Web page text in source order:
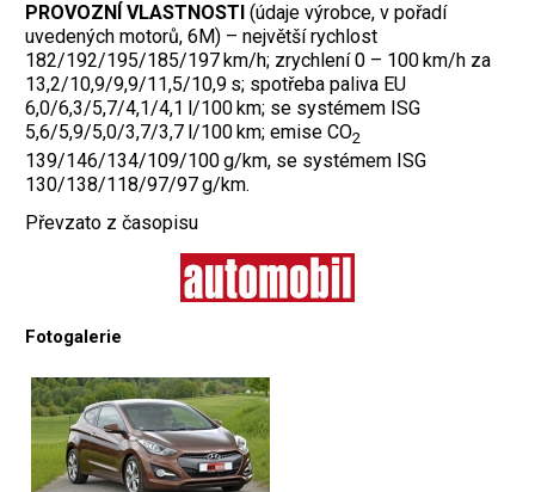
PROVOZNÍ VLASTNOSTI (údaje výrobce, v pořadí
uvedených motorů, 6M) – největší rychlost
182/192/195/185/197 km/h; zrychlení 0 – 100 km/h za
13,2/10,9/9,9/11,5/10,9 s; spotřeba paliva EU
6,0/6,3/5,7/4,1/4,1 l/100 km; se systémem ISG
5,6/5,9/5,0/3,7/3,7 l/100 km; emise CO2
139/146/134/109/100 g/km, se systémem ISG
130/138/118/97/97 g/km.
Převzato z časopisu
Fotogalerie